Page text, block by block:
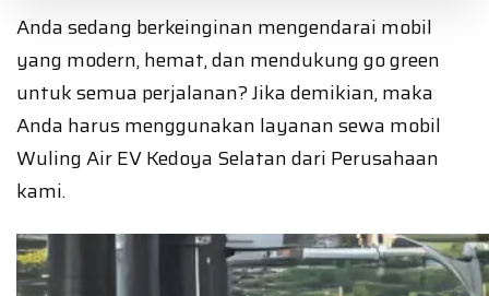
Anda sedang berkeinginan mengendarai mobil
yang modern, hemat, dan mendukung go green
untuk semua perjalanan? Jika demikian, maka
Anda harus menggunakan layanan sewa mobil
Wuling Air EV Kedoya Selatan dari Perusahaan
kami.